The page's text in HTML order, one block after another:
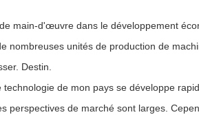
main-d'œuvre dans le développement
nombreuses unités de production de
Destin.
de mon pays se développe
perspectives de marché sont larges.